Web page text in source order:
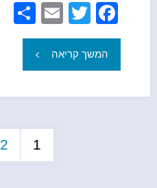
F
a
c
e
b
T
wi
tt
er
E
m
ail
המשך קריאה "הסיפור
That
ניווט
1
2